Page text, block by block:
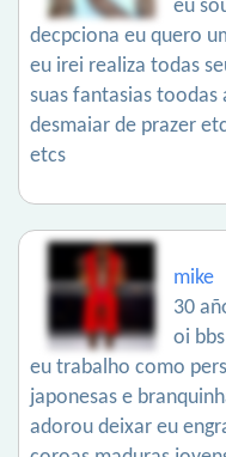
eu
decpciona eu quero
eu irei realiza todas
suas fantasias toodas
desmaiar de prazer
etcs
mike
30
oi
eu trabalho como
japonesas e
adorou deixar eu